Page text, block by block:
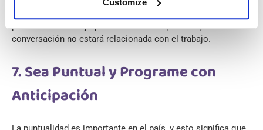
personas del trabajo para tomar una copa o dos, la
conversación no estará relacionada con el trabajo.
7. Sea Puntual y Programe con
Anticipación